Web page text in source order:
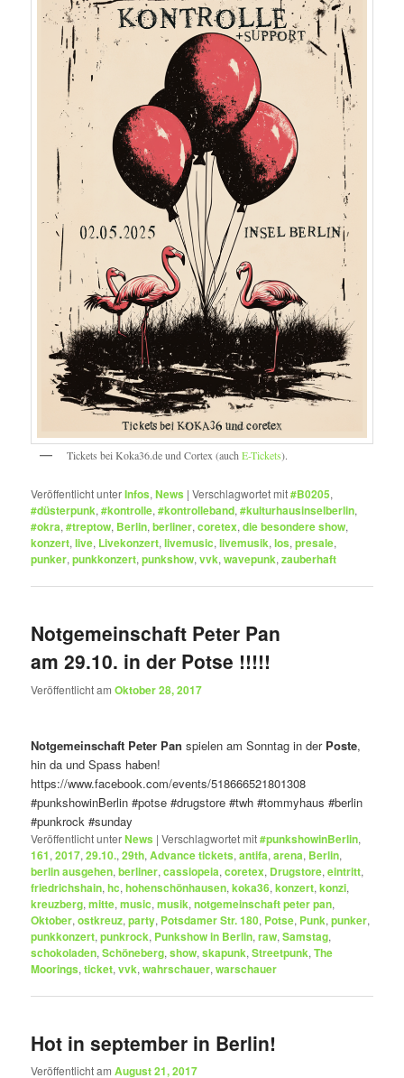
Tickets bei Koka36.de und Cortex (auchE-Tickets).
Veröffentlicht unterInfos,News |Verschlagwortet mit#B0205,
#düsterpunk,#kontrolle,#kontrolleband,#kulturhausinselberlin,
#okra,#treptow, Berlin,berliner,coretex,die besondere show,
konzert,live, Livekonzert,livemusic,livemusik,los,presale,
punker,punkkonzert,punkshow,vvk,wavepunk,zauberhaft
Notgemeinschaft Peter Pan
am 29.10. in der Potse !!!!!
Veröffentlicht amOktober 28, 2017
Notgemeinschaft Peter Pan spielen am Sonntag in der Poste,
hin da und Spass haben!
https://www.facebook.com/events/518666521801308
#punkshowinBerlin #potse #drugstore #twh #tommyhaus #berlin
#punkrock #sunday
Veröffentlicht unterNews |Verschlagwortet mit#punkshowinBerlin,
161,2017,29.10.,29th,Advance tickets,antifa,arena, Berlin,
berlin ausgehen,berliner,cassiopeia,coretex, Drugstore,eintritt,
friedrichshain,hc,hohenschönhausen,koka36,konzert,konzi,
kreuzberg,mitte,music,musik,notgemeinschaft peter pan,
Oktober,ostkreuz,party, Potsdamer Str. 180, Potse, Punk,punker,
punkkonzert,punkrock, Punkshow in Berlin,raw,Samstag,
schokoladen,Schöneberg,show,skapunk,Streetpunk,The
Moorings,ticket,vvk,wahrschauer,warschauer
Hot in september in Berlin!
Veröffentlicht amAugust 21, 2017